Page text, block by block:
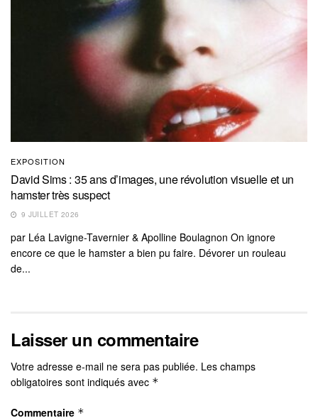
EXPOSITION
David Sims : 35 ans d’images, une révolution visuelle et un
hamster très suspect
9 JUILLET 2026
par Léa Lavigne-Tavernier & Apolline Boulagnon On ignore
encore ce que le hamster a bien pu faire. Dévorer un rouleau
de...
Laisser un commentaire
Votre adresse e-mail ne sera pas publiée. Les champs
obligatoires sont indiqués avec *
Commentaire *